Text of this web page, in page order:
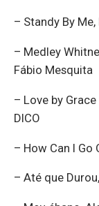
– Standy By
– Medley
Fábio Mesquita
– Love by
DICO
– How Can I Go
– Até que